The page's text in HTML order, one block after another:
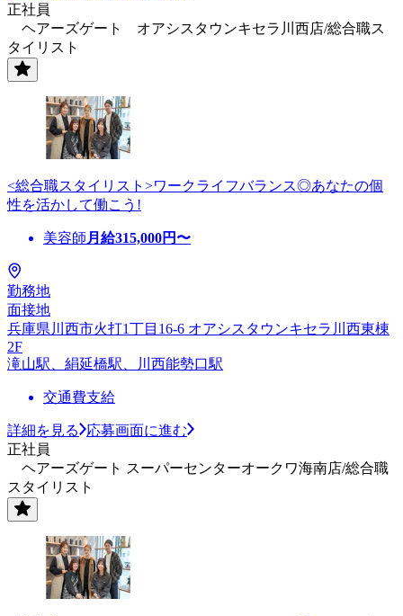
正社員
ヘアーズゲート オアシスタウンキセラ川西店/総合職ス
タイリスト
<総合職スタイリスト>ワークライフバランス◎あなたの個
性を活かして働こう!
美容師 月給315,000円〜
勤務地
面接地
兵庫県川西市火打1丁目16-6 オアシスタウンキセラ川西東棟
2F
滝山駅、絹延橋駅、川西能勢口駅
交通費支給
詳細を見る
応募画面に進む
正社員
ヘアーズゲート スーパーセンターオークワ海南店/総合職
スタイリスト